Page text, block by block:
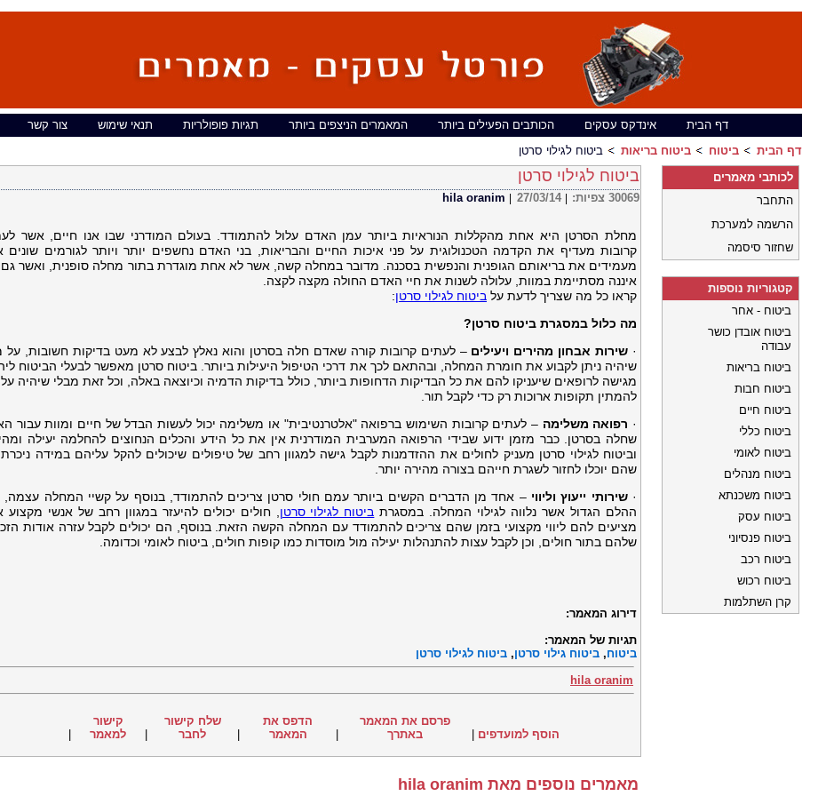
דף הבית אינדקס עסקים הכותבים הפעילים ביותר המאמרים הניצפים ביותר תגיות פופולריות תנאי שימוש
צור קשר
דף הבית
ביטוח ביטוח בריאות ביטוח לגילוי סרטן
ביטוח לגילוי סרטן
hila oranim 27/03/14 צפיות: 30069
מחלת הסרטן היא אחת מהקללות הנוראיות ביותר עמן האדם עלול להתמודד. בעולם המודרני שבו אנו חיים, אשר
קרובות מעדיף את הקדמה הטכנולוגית על פני איכות החיים והבריאות, בני האדם נחשפים יותר ויותר לגורמים שונים
מעמידים את בריאותם הגופנית והנפשית בסכנה. מדובר במחלה קשה, אשר לא אחת מוגדרת בתור מחלה סופנית, ואשר
איננה מסתיימת במוות, עלולה לשנות את חיי האדם החולה מקצה לקצה.
קראו כל מה שצריך לדעת על ביטוח לגילוי סרטן:
מה כלול במסגרת ביטוח סרטן?
· שירות אבחון מהירים ויעילים – לעתים קרובות קורה שאדם חלה בסרטן והוא נאלץ לבצע לא מעט בדיקות חשובות, על
שיהיה ניתן לקבוע את חומרת המחלה, ובהתאם לכך את דרכי הטיפול היעילות ביותר. ביטוח סרטן מאפשר לבעלי הביטוח
מגישה לרופאים שיעניקו להם את כל הבדיקות הדחופות ביותר, כולל בדיקות הדמיה וכיוצאה באלה, וכל זאת מבלי שיהיה
להמתין תקופות ארוכות רק כדי לקבל תור.
· רפואה משלימה – לעתים קרובות השימוש ברפואה "אלטרנטיבית" או משלימה יכול לעשות הבדל של חיים ומוות עבור
שחלה בסרטן. כבר מזמן ידוע שבידי הרפואה המערבית המודרנית אין את כל הידע והכלים הנחוצים להחלמה יעילה
וביטוח לגילוי סרטן מעניק לחולים את ההזדמנות לקבל גישה למגוון רחב של טיפולים שיכולים להקל עליהם במידה
שהם יוכלו לחזור לשגרת חייהם בצורה מהירה יותר.
·שירותי ייעוץ וליווי – אחד מן הדברים הקשים ביותר עמם חולי סרטן צריכים להתמודד, בנוסף על קשיי המחלה עצמה,
ההלם הגדול אשר נלווה לגילוי המחלה. במסגרת ביטוח לגילוי סרטן , חולים יכולים להיעזר במגוון רחב של אנשי מקצוע
מציעים להם ליווי מקצועי בזמן שהם צריכים להתמודד עם המחלה הקשה הזאת. בנוסף, הם יכולים לקבל עזרה אודות
שלהם בתור חולים, וכן לקבל עצות להתנהלות יעילה מול מוסדות כמו קופות חולים, ביטוח לאומי וכדומה.
דירוג המאמר:
תגיות של המאמר:
ביטוח, ביטוח גילוי סרטן, ביטוח לגילוי סרטן
hila oranim
הוסף למועדפים |
פרסם את המאמר
באתרך
|
הדפס את
המאמר
|
שלח קישור
לחבר
|
קישור
למאמר
|
מאמרים נוספים מאת hila oranim
לכותבי מאמרים
התחבר
הרשמה למערכת
שחזור סיסמה
קטגוריות נוספות
ביטוח - אחר
ביטוח אובדן כושר
עבודה
ביטוח בריאות
ביטוח חבות
ביטוח חיים
ביטוח כללי
ביטוח לאומי
ביטוח מנהלים
ביטוח משכנתא
ביטוח עסק
ביטוח פנסיוני
ביטוח רכב
ביטוח רכוש
קרן השתלמות